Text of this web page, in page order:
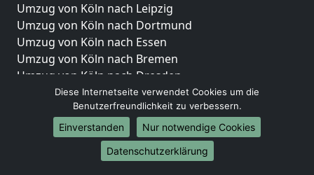
Umzug von Köln nach Leipzig
Umzug von Köln nach Dortmund
Umzug von Köln nach Essen
Umzug von Köln nach Bremen
Umzug von Köln nach Dresden
Umzug von Köln nach Hannover
Umzug von Köln nach Nürnberg
Umzug von Köln nach Duisburg
Umzug von Köln nach Bochum
Umzug von Köln nach Wuppertal
Diese Internetseite verwendet Cookies um die
Benutzerfreundlichkeit zu verbessern.
Einverstanden
Nur notwendige Cookies
Datenschutzerklärung